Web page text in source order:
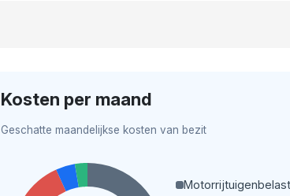
Kosten per maand
Geschatte maandelijkse kosten van bezit